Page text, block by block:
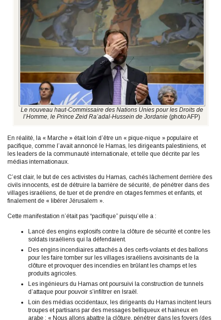
Le nouveau haut-Commissaire des Nations Unies pour les Droits de
l’Homme, le Prince Zeid Ra’adal-Hussein de Jordanie (photo AFP)
En réalité, la « Marche » était loin d’être un « pique-nique » populaire et
pacifique, comme l’avait annoncé le Hamas, les dirigeants palestiniens, et
les leaders de la communauté internationale, et telle que décrite par les
médias internationaux.
C’est clair, le but de ces activistes du Hamas, cachés lâchement derrière des
civils innocents, est de détruire la barrière de sécurité, de pénétrer dans des
villages israéliens, de tuer et de prendre en otages femmes et enfants, et
finalement de « libérer Jérusalem ».
Cette manifestation n’était pas “pacifique” puisqu’elle a :
Lancé des engins explosifs contre la clôture de sécurité et contre les
soldats israéliens qui la défendaient.
Des engins incendiaires attachés à des cerfs-volants et des ballons
pour les faire tomber sur les villages israéliens avoisinants de la
clôture et provoquer des incendies en brûlant les champs et les
produits agricoles.
Les ingénieurs du Hamas ont poursuivi la construction de tunnels
d’attaque pour pouvoir s’infiltrer en Israël.
Loin des médias occidentaux, les dirigeants du Hamas incitent leurs
troupes et partisans par des messages belliqueux et haineux en
arabe : « Nous allons abattre la clôture, pénétrer dans les foyers (des